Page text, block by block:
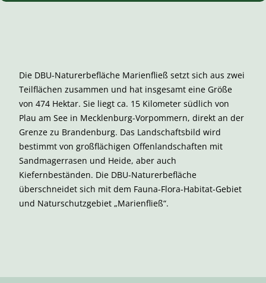
Die DBU-Naturerbefläche Marienfließ setzt sich aus zwei
Teilflächen zusammen und hat insgesamt eine Größe
von 474 Hektar. Sie liegt ca. 15 Kilometer südlich von
Plau am See in Mecklenburg-Vorpommern, direkt an der
Grenze zu Brandenburg. Das Landschaftsbild wird
bestimmt von großflächigen Offenlandschaften mit
Sandmagerrasen und Heide, aber auch
Kiefernbeständen. Die DBU-Naturerbefläche
überschneidet sich mit dem Fauna-Flora-Habitat-Gebiet
und Naturschutzgebiet „Marienfließ“.